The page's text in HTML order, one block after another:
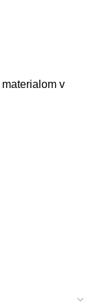
materialom v